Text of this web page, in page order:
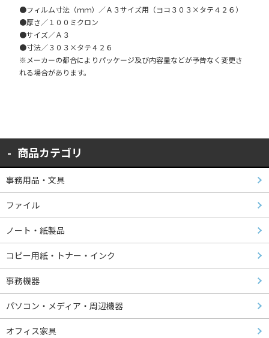
●フィルム寸法（ｍｍ）／Ａ３サイズ用（ヨコ３０３×タテ４２６）
●厚さ／１００ミクロン
●サイズ／Ａ３
●寸法／３０３×タテ４２６
※メーカーの都合によりパッケージ及び内容量などが予告なく変更さ
れる場合があります。
商品カテゴリ
事務用品・文具
ファイル
ノート・紙製品
コピー用紙・トナー・インク
事務機器
パソコン・メディア・周辺機器
オフィス家具